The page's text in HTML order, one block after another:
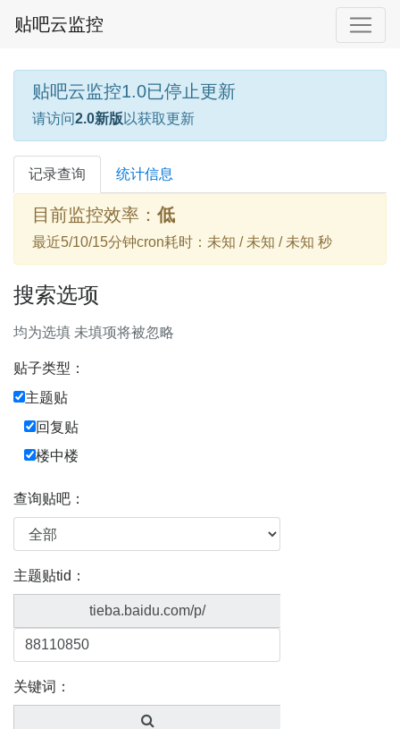
贴吧云监控
贴吧云监控1.0已停止更新
请访问2.0新版 以获取更新
记录查询 统计信息
目前监控效率： 低
最近5/10/15分钟cron耗时：未知 / 未知 / 未知 秒
搜索选项
均为选填 未填项将被忽略
贴子类型：
主题贴
回复贴
楼中楼
查询贴吧：
主题贴tid：
tieba.baidu.com/p/
关键词：